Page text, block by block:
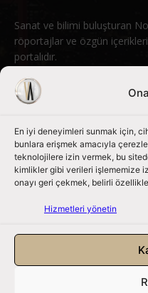
En iyi deneyimleri sunmak için,
bunlara erişmek amacıyla
teknolojilere izin vermek, bu
kimlikler gibi verileri işlememize
onayı geri çekmek, belirli
Hizmetleri yönetin
Sanat ve bilimi buluşturan
röportajlar ve özgün
portalıdır.
Bizimle iletişime geçin:
Bizi